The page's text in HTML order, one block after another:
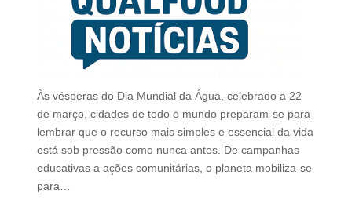
Às vésperas do Dia Mundial da Água, celebrado a 22
de março, cidades de todo o mundo preparam-se para
lembrar que o recurso mais simples e essencial da vida
está sob pressão como nunca antes. De campanhas
educativas a ações comunitárias, o planeta mobiliza-se
para…